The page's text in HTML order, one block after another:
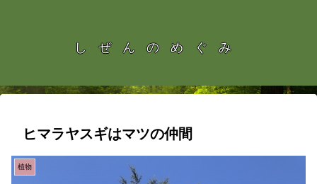
しぜんのめぐみ
ヒマラヤスギはマツの仲間
植物